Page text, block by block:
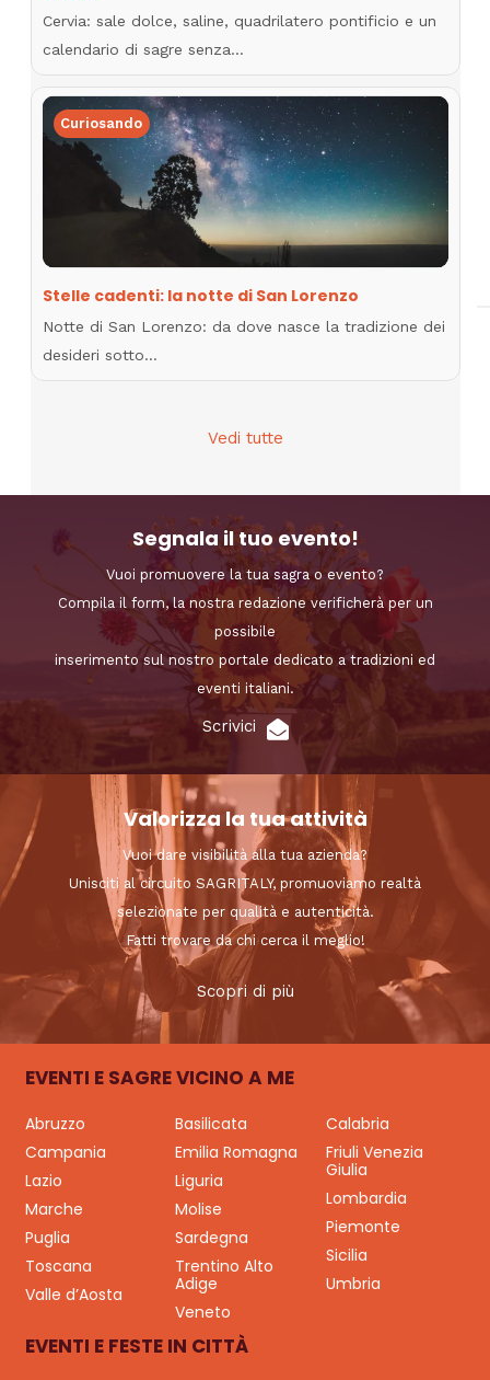
Cervia: sale dolce, saline, quadrilatero pontificio e un
calendario di sagre senza…
Curiosando
Stelle cadenti: la notte di San Lorenzo
Notte di San Lorenzo: da dove nasce la tradizione dei
desideri sotto…
Vedi tutte
Segnala il tuo evento!
Vuoi promuovere la tua sagra o evento?
Compila il form, la nostra redazione verificherà per un
possibile
inserimento sul nostro portale dedicato a tradizioni ed
eventi italiani.
Scrivici
Valorizza la tua attività
Vuoi dare visibilità alla tua azienda?
Unisciti al circuito SAGRITALY, promuoviamo realtà
selezionate per qualità e autenticità.
Fatti trovare da chi cerca il meglio!
Scopri di più
EVENTI E SAGRE VICINO A ME
Abruzzo Basilicata
Calabria
Campania
Emilia Romagna
Friuli Venezia
Giulia
Lazio
Liguria
Lombardia
Marche
Molise
Piemonte
Puglia
Sardegna
Sicilia
Toscana
Trentino Alto
Adige
Umbria
Valle d’Aosta
Veneto
EVENTI E FESTE IN CITTÀ